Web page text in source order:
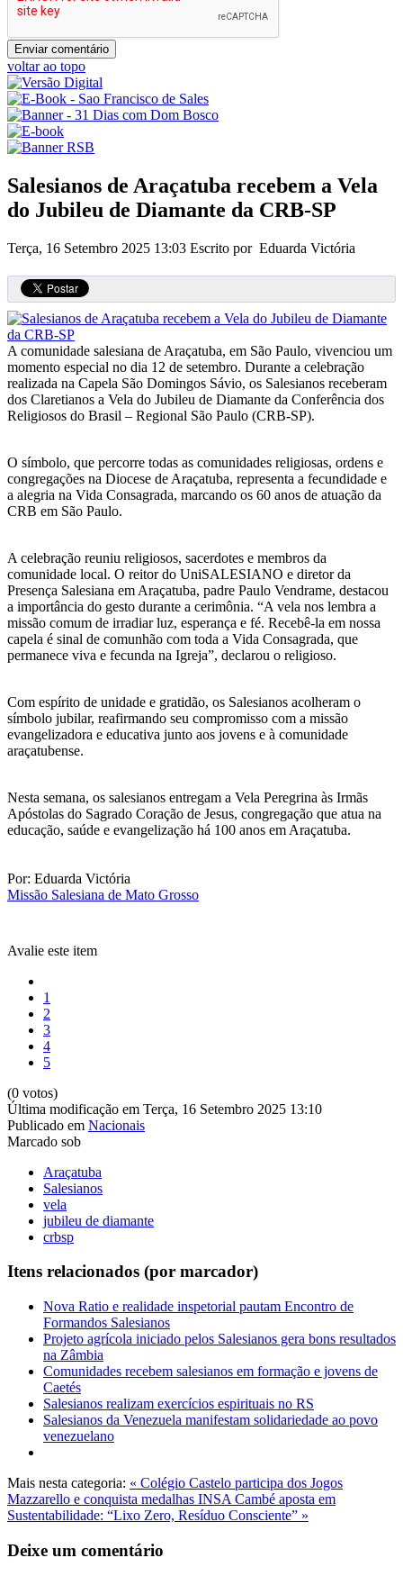
voltar ao topo
Salesianos de Araçatuba recebem a Vela
do Jubileu de Diamante da CRB-SP
Terça, 16 Setembro 2025 13:03 Escrito por Eduarda Victória
A comunidade salesiana de Araçatuba, em São Paulo, vivenciou um
momento especial no dia 12 de setembro. Durante a celebração
realizada na Capela São Domingos Sávio, os Salesianos receberam
dos Claretianos a Vela do Jubileu de Diamante da Conferência dos
Religiosos do Brasil – Regional São Paulo (CRB-SP).
O símbolo, que percorre todas as comunidades religiosas, ordens e
congregações na Diocese de Araçatuba, representa a fecundidade e
a alegria na Vida Consagrada, marcando os 60 anos de atuação da
CRB em São Paulo.
A celebração reuniu religiosos, sacerdotes e membros da
comunidade local. O reitor do UniSALESIANO e diretor da
Presença Salesiana em Araçatuba, padre Paulo Vendrame, destacou
a importância do gesto durante a cerimônia. “A vela nos lembra a
missão comum de irradiar luz, esperança e fé. Recebê-la em nossa
capela é sinal de comunhão com toda a Vida Consagrada, que
permanece viva e fecunda na Igreja”, declarou o religioso.
Com espírito de unidade e gratidão, os Salesianos acolheram o
símbolo jubilar, reafirmando seu compromisso com a missão
evangelizadora e educativa junto aos jovens e à comunidade
araçatubense.
Nesta semana, os salesianos entregam a Vela Peregrina às Irmãs
Apóstolas do Sagrado Coração de Jesus, congregação que atua na
educação, saúde e evangelização há 100 anos em Araçatuba.
Por: Eduarda Victória
Missão Salesiana de Mato Grosso
Avalie este item
1
2
3
4
5
(0 votos)
Última modificação em Terça, 16 Setembro 2025 13:10
Publicado em Nacionais
Marcado sob
Araçatuba
Salesianos
vela
jubileu de diamante
crbsp
Itens relacionados (por marcador)
Nova Ratio e realidade inspetorial pautam Encontro de
Formandos Salesianos
Projeto agrícola iniciado pelos Salesianos gera bons resultados
na Zâmbia
Comunidades recebem salesianos em formação e jovens de
Caetés
Salesianos realizam exercícios espirituais no RS
Salesianos da Venezuela manifestam solidariedade ao povo
venezuelano
Mais nesta categoria: « Colégio Castelo participa dos Jogos
Mazzarello e conquista medalhas INSA Cambé aposta em
Sustentabilidade: “Lixo Zero, Resíduo Consciente” »
Deixe um comentário